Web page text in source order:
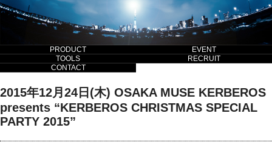
PRODUCT
EVENT
TOOLS
RECRUIT
CONTACT
2015年12月24日(木) OSAKA MUSE KERBEROS
presents “KERBEROS CHRISTMAS SPECIAL
PARTY 2015”